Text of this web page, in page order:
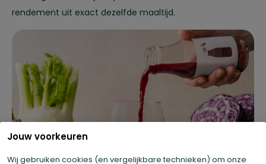
Jouw voorkeuren
Wij gebruiken cookies (en vergelijkbare technieken) om onze
rendement uit exact dezelfde maaltijd.